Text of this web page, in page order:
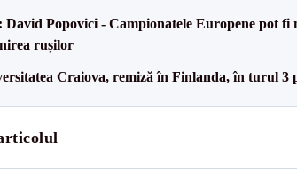
David Popovici - Campionatele Europene pot fi
rușilor
Craiova, remiză în Finlanda, în turul 3